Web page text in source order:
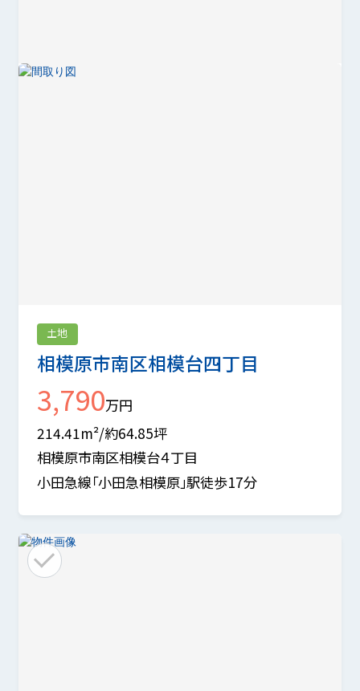
相模原市南区相模台四丁目
土地
3,790万円
214.41m²/約64.85坪
相模原市南区相模台４丁目
小田急線「小田急相模原」駅徒歩17分